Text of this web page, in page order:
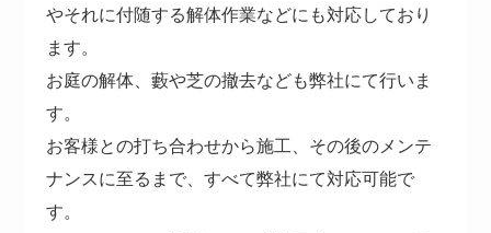
やそれに付随する解体作業などにも対応しており
ます。
お庭の解体、藪や芝の撤去なども弊社にて行いま
す。
お客様との打ち合わせから施工、その後のメンテ
ナンスに至るまで、すべて弊社にて対応可能で
す。